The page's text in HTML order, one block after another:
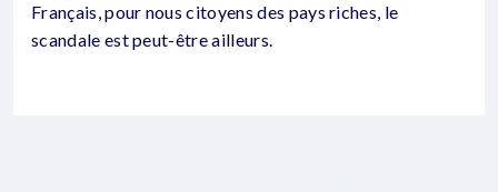
Français, pour nous citoyens des pays riches, le
scandale est peut-être ailleurs.